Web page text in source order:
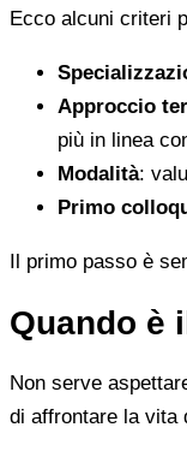
Ecco alcuni criteri
Approccio
più in linea
Modalità:
Primo
Il primo passo è
Quando è
Non serve
di affrontare la vita